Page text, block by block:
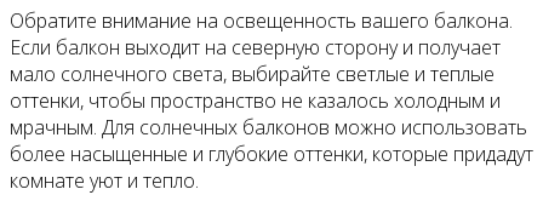
Обратите внимание на освещенность вашего балкона.
Если балкон выходит на северную сторону и получает
мало солнечного света, выбирайте светлые и теплые
оттенки, чтобы пространство не казалось холодным и
мрачным. Для солнечных балконов можно использовать
более насыщенные и глубокие оттенки, которые придадут
комнате уют и тепло.